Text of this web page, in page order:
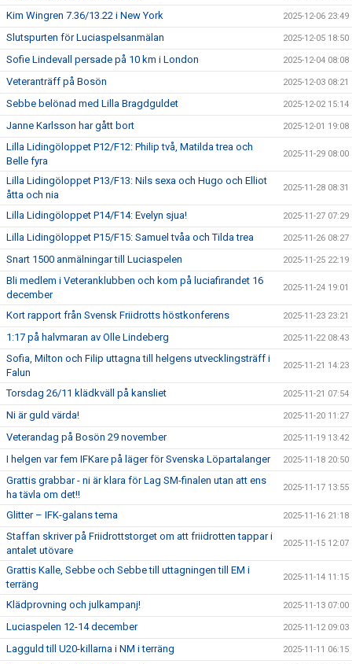
Kim Wingren 7.36/13.22 i New York 2025-12-06 23:49
Slutspurten för Luciaspelsanmälan 2025-12-05 18:50
Sofie Lindevall persade på 10 km i London 2025-12-04 08:08
Veteranträff på Bosön 2025-12-03 08:21
Sebbe belönad med Lilla Bragdguldet 2025-12-02 15:14
Janne Karlsson har gått bort 2025-12-01 19:08
Lilla Lidingöloppet P12/F12: Philip två, Matilda trea och
Belle fyra
2025-11-29 08:00
Lilla Lidingöloppet P13/F13: Nils sexa och Hugo och Elliot
åtta och nia
2025-11-28 08:31
Lilla Lidingöloppet P14/F14: Evelyn sjua! 2025-11-27 07:29
Lilla Lidingöloppet P15/F15: Samuel tvåa och Tilda trea 2025-11-26 08:27
Snart 1500 anmälningar till Luciaspelen 2025-11-25 22:19
Bli medlem i Veteranklubben och kom på luciafirandet 16
december
2025-11-24 19:01
Kort rapport från Svensk Friidrotts höstkonferens 2025-11-23 23:21
1:17 på halvmaran av Olle Lindeberg 2025-11-22 08:43
Sofia, Milton och Filip uttagna till helgens utvecklingsträff i
Falun
2025-11-21 14:23
Torsdag 26/11 klädkväll på kansliet 2025-11-21 07:54
Ni är guld värda! 2025-11-20 11:27
Veterandag på Bosön 29 november 2025-11-19 13:42
I helgen var fem IFKare på läger för Svenska Löpartalanger 2025-11-18 20:50
Grattis grabbar - ni är klara för Lag SM-finalen utan att ens
ha tävla om det!!
2025-11-17 13:55
Glitter – IFK-galans tema 2025-11-16 21:18
Staffan skriver på Friidrottstorget om att friidrotten tappar i
antalet utövare
2025-11-15 12:07
Grattis Kalle, Sebbe och Sebbe till uttagningen till EM i
terräng
2025-11-14 11:15
Klädprovning och julkampanj! 2025-11-13 07:00
Luciaspelen 12-14 december 2025-11-12 09:03
Lagguld till U20-killarna i NM i terräng 2025-11-11 06:15